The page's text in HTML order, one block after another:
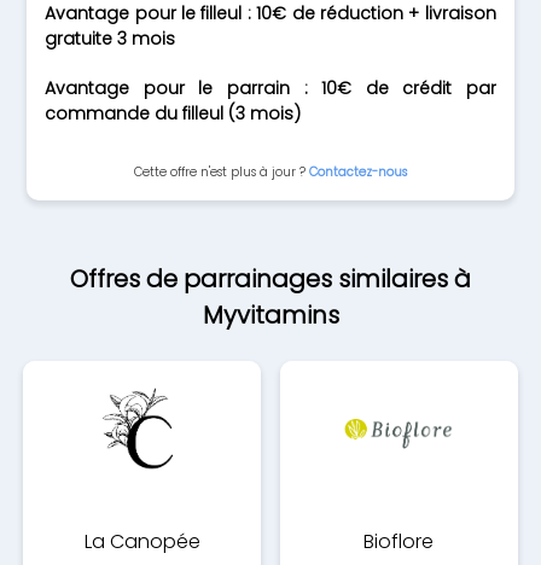
Avantage pour le filleul : 10€ de réduction + livraison
gratuite 3 mois
Avantage pour le parrain : 10€ de crédit par
commande du filleul (3 mois)
Cette offre n'est plus à jour ? Contactez-nous
Offres de parrainages similaires à
Myvitamins
La Canopée Bioflore